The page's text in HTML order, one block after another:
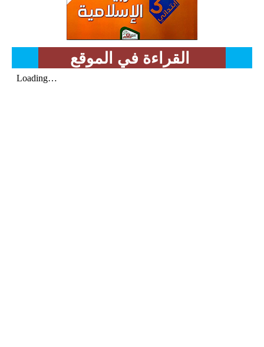
السنة الرابعة متوسط
شهادة التعليم المتوسط
بنك الفروض و الاختبارات
القراءة في الموقع